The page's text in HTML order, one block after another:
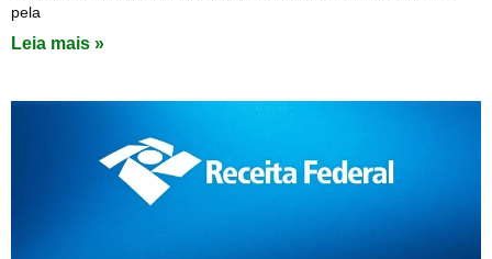
pela
Leia mais »